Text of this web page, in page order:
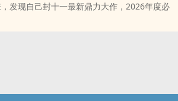
发现自己封十一最新鼎力大作，2026年度必